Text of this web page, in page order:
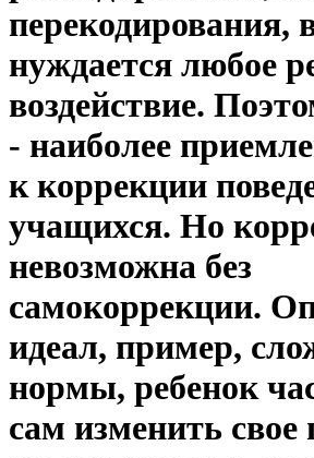
перекодирования,
нуждается любое
воздействие.
- наиболее
к коррекции
учащихся. Но
невозможна без
самокоррекции.
идеал, пример,
нормы, ребенок
сам изменить свое